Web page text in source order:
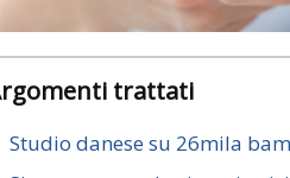
Argomenti trattati
Studio danese su 26mila